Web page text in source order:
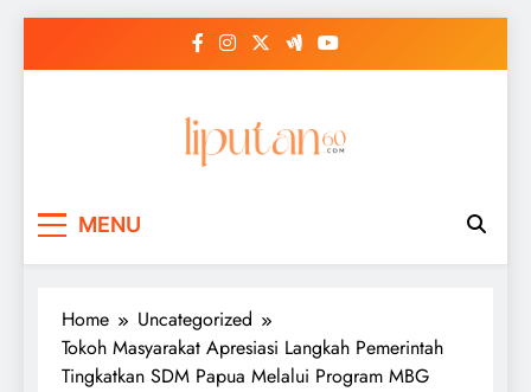
MENU
Home
Uncategorized
Tokoh Masyarakat Apresiasi Langkah Pemerintah
Tingkatkan SDM Papua Melalui Program MBG